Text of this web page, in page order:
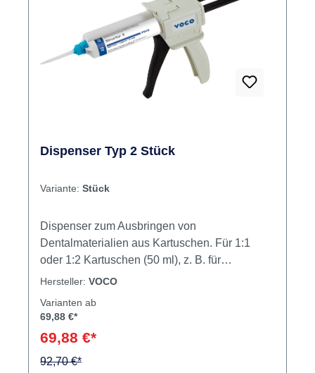
Dispenser Typ 2 Stück
Variante: Stück
Dispenser zum Ausbringen von
Dentalmaterialien aus Kartuschen. Für 1:1
oder 1:2 Kartuschen (50 ml), z. B. für
Registrado Clear, Registrado X-tra, Ufi Gel SC,
Hersteller: VOCO
Varianten ab
69,88 €*
69,88 €*
92,70 €*